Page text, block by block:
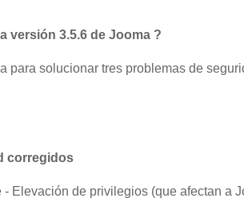
versión 3.5.6 de Jooma ?
para solucionar tres problemas de
corregidos
Elevación de privilegios (que afectan a